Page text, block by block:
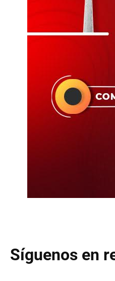
Síguenos en